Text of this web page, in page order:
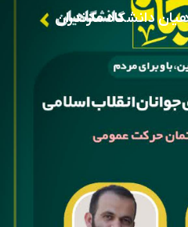
دانشگاه مازندران